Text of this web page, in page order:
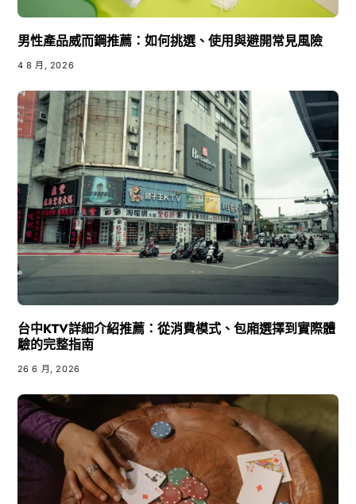
男性產品威而鋼推薦：如何挑選、使用與避開常見風險
4 8 月, 2026
台中KTV詳細介紹推薦：從消費模式、包廂選擇到實際體
驗的完整指南
26 6 月, 2026